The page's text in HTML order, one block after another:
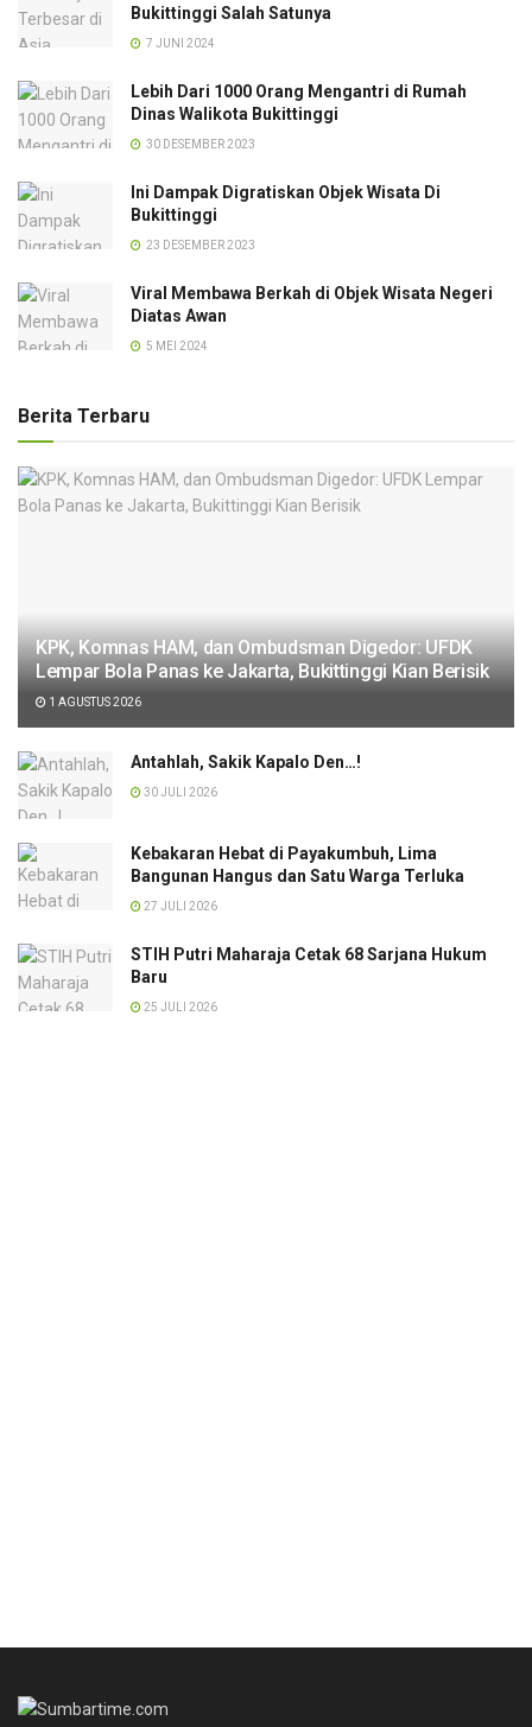
Bukittinggi Salah Satunya
7 JUNI 2024
Lebih Dari 1000 Orang Mengantri di Rumah
Dinas Walikota Bukittinggi
30 DESEMBER 2023
Ini Dampak Digratiskan Objek Wisata Di
Bukittinggi
23 DESEMBER 2023
Viral Membawa Berkah di Objek Wisata Negeri
Diatas Awan
5 MEI 2024
Berita Terbaru
KPK, Komnas HAM, dan Ombudsman Digedor: UFDK
Lempar Bola Panas ke Jakarta, Bukittinggi Kian Berisik
1 AGUSTUS 2026
Antahlah, Sakik Kapalo Den…!
30 JULI 2026
Kebakaran Hebat di Payakumbuh, Lima
Bangunan Hangus dan Satu Warga Terluka
27 JULI 2026
STIH Putri Maharaja Cetak 68 Sarjana Hukum
Baru
25 JULI 2026